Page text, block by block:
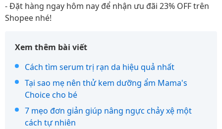
- Đặt hàng ngay hôm nay để nhận ưu đãi 23% OFF trên
Shopee nhé!
Xem thêm bài viết
Cách tìm serum trị rạn da hiệu quả nhất
Tại sao mẹ nên thử kem dưỡng ẩm Mama's
Choice cho bé
7 mẹo đơn giản giúp nâng ngực chảy xệ một
cách tự nhiên